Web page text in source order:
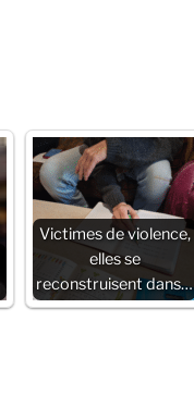
Victimes de violence,
elles se
reconstruisent dans…